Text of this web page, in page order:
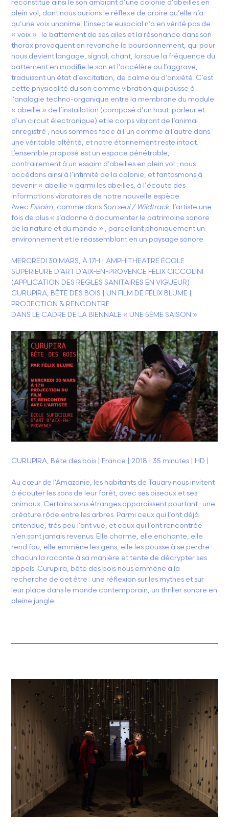
reconstitue ainsi le son ambiant d’une colonie d’abeilles en
plein vol, dont nous aurions le réflexe de croire qu’elle n’a
qu’une voix unanime. L’insecte eusocial n’a en vérité pas de
« voix » : le battement de ses ailes et la résonance dans son
thorax provoquent en revanche le bourdonnement, qui pour
nous devient langage, signal, chant, lorsque la fréquence du
battement en modifie le son et l’accélère ou l’aggrave,
traduisant un état d’excitation, de calme ou d’anxiété. C’est
cette physicalité du son comme vibration qui pousse à
l’analogie techno-organique entre la membrane du module
« abeille » de l’installation (composé d’un haut-parleur et
d’un circuit électronique) et le corps vibrant de l’animal
enregistré ; nous sommes face à l’un comme à l’autre dans
une véritable altérité, et notre étonnement reste intact.
L’ensemble proposé est un espace pénétrable,
contrairement à un essaim d’abeilles en plein vol ; nous
accédons ainsi à l’intimité de la colonie, et fantasmons à
devenir « abeille » parmi les abeilles, à l’écoute des
informations vibratoires de notre nouvelle espèce.
AvecEssaim, comme dansSon seul / Wildtrack, l’artiste une
fois de plus « s’adonne à documenter le patrimoine sonore
de la nature et du monde » , parcellant phoniquement un
environnement et le réassemblant en un paysage sonore.
MERCREDI 30 MARS, À 17H | AMPHITHEATRE ÉCOLE
SUPÉRIEURE D’ART D’AIX-EN-PROVENCE FÉLIX CICCOLINI
(APPLICATION DES REGLES SANITAIRES EN VIGUEUR)
CURUPIRA, BÊTE DES BOIS | UN FILM DE FÉLIX BLUME |
PROJECTION & RENCONTRE
DANS LE CADRE DE LA BIENNALE « UNE 5ÈME SAISON »
CURUPIRA, Bête des bois | France | 2018 | 35 minutes | HD |
Au cœur de l’Amazonie, les habitants de Tauary nous invitent
à écouter les sons de leur forêt, avec ses oiseaux et ses
animaux. Certains sons étranges apparaissent pourtant : une
créature rôde entre les arbres. Parmi ceux qui l’ont déjà
entendue, très peu l’ont vue, et ceux qui l’ont rencontrée
n’en sont jamais revenus. Elle charme, elle enchante, elle
rend fou, elle emmène les gens, elle les pousse à se perdre :
chacun la raconte à sa manière et tente de décrypter ses
appels. Curupira, bête des bois nous emmène à la
recherche de cet être : une réflexion sur les mythes et sur
leur place dans le monde contemporain, un thriller sonore en
pleine jungle.